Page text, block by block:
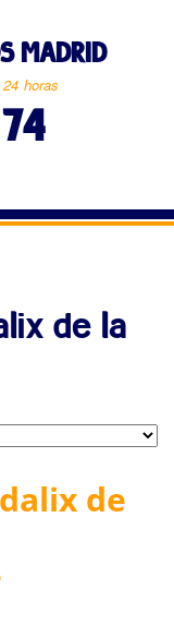
MADRID
horas
de la
de